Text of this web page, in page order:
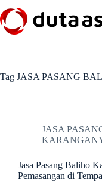
to
content
Tag JASA PASANG
JASA
Jasa Pasang Baliho
Pemasangan di